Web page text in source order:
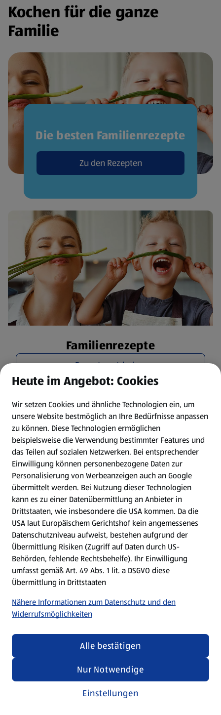
Kochen für die ganze
Familie
Die besten Familienrezepte
Zu den Rezepten
Familienrezepte
Rezepte entdecken
Kochen für Kinder
Rezepte entdecken
Heute im Angebot: Cookies
Wir setzen Cookies und ähnliche Technologien ein, um
unsere Website bestmöglich an Ihre Bedürfnisse anpassen
zu können. Diese Technologien ermöglichen
beispielsweise die Verwendung bestimmter Features und
das Teilen auf sozialen Netzwerken. Bei entsprechender
Einwilligung können personenbezogene Daten zur
Personalisierung von Werbeanzeigen auch an Google
übermittelt werden. Bei Nutzung dieser Technologien
kann es zu einer Datenübermittlung an Anbieter in
Drittstaaten, wie insbesondere die USA kommen. Da die
USA laut Europäischem Gerichtshof kein angemessenes
Datenschutzniveau aufweist, bestehen aufgrund der
Übermittlung Risiken (Zugriff auf Daten durch US-
Behörden, fehlende Rechtsbehelfe). Ihr Einwilligung
umfasst gemäß Art. 49 Abs. 1 lit. a DSGVO diese
Übermittlung in Drittstaaten
Nähere Informationen zum Datenschutz und den
Widerrufsmöglichkeiten
Einstellungen
Nur Notwendige
Alle bestätigen